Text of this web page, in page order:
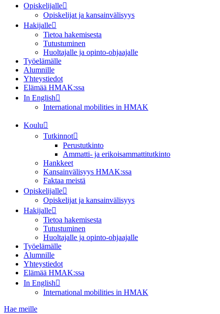
Opiskelijalle
Opiskelijat ja kansainvälisyys
Hakijalle
Tietoa hakemisesta
Tutustuminen
Huoltajalle ja opinto-ohjaajalle
Työelämälle
Alumnille
Yhteystiedot
Elämää HMAK:ssa
In English
International mobilities in HMAK
Koulu
Tutkinnot
Perustutkinto
Ammatti- ja erikoisammattitutkinto
Hankkeet
Kansainvälisyys HMAK:ssa
Faktaa meistä
Opiskelijalle
Opiskelijat ja kansainvälisyys
Hakijalle
Tietoa hakemisesta
Tutustuminen
Huoltajalle ja opinto-ohjaajalle
Työelämälle
Alumnille
Yhteystiedot
Elämää HMAK:ssa
In English
International mobilities in HMAK
Hae meille